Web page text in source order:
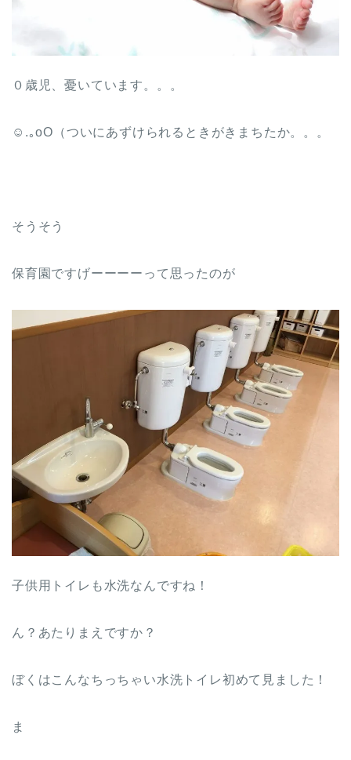
０歳児、憂いています。。。
☺︎.｡oO（ついにあずけられるときがきまちたか。。。
そうそう
保育園ですげーーーーって思ったのが
子供用トイレも水洗なんですね！
ん？あたりまえですか？
ぼくはこんなちっちゃい水洗トイレ初めて見ました！
ま